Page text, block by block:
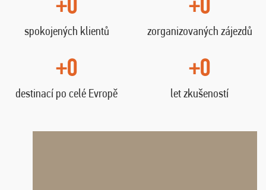
spokojených klientů zorganizovaných zájezdů
+0
destinací po celé Evropě
+0
let zkušeností